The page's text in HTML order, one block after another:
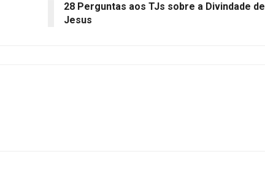
28 Perguntas aos TJs sobre a Divindade de
Jesus